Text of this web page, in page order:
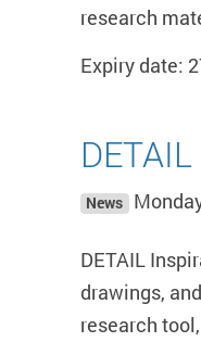
research
Expiry date:
News
DETAIL
drawings,
research